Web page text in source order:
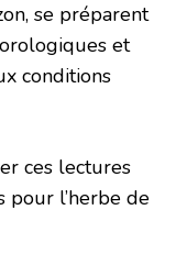
se préparent
et
conditions
ces lectures
pour l’herbe de